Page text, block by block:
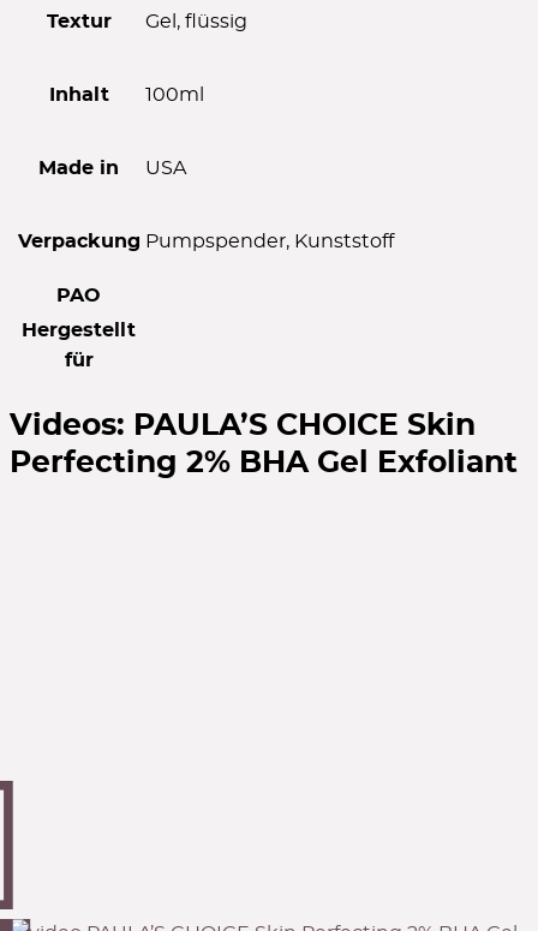
Textur Gel, flüssig
Inhalt 100ml
Made in USA
Verpackung Pumpspender, Kunststoff
PAO
Hergestellt
für
Videos: PAULA’S CHOICE Skin
Perfecting 2% BHA Gel Exfoliant